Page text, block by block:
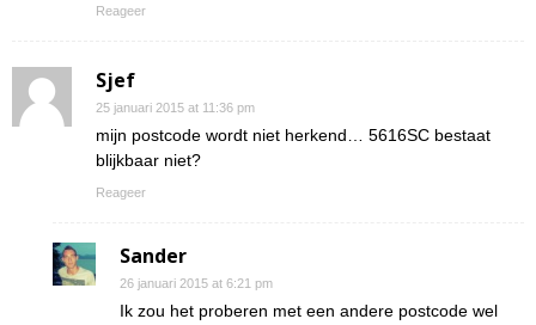
Reageer
Sjef
25 januari 2015 at 11:36 pm
mijn postcode wordt niet herkend… 5616SC bestaat
blijkbaar niet?
Reageer
Sander
26 januari 2015 at 6:21 pm
Ik zou het proberen met een andere postcode wel